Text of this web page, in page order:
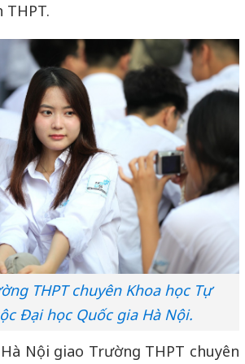
THPT chuyên Khoa học Tự
Đại học Quốc gia Hà Nội.
Hà Nội giao Trường THPT chuyên